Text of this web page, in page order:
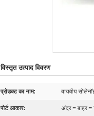
विस्तृत उत्पाद विवरण
प्रोडक्ट का नाम: वायवीय
पोर्ट आकार: अंदर = बाहर